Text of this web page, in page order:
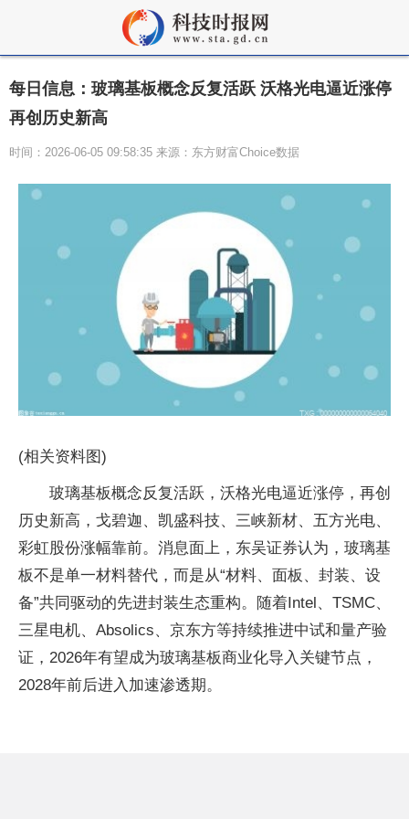
每日信息：玻璃基板概念反复活跃 沃格光电逼近涨停
再创历史新高
时间：2026-06-05 09:58:35 来源：东方财富Choice数据
(相关资料图)
玻璃基板概念反复活跃，沃格光电逼近涨停，再创
历史新高，戈碧迦、凯盛科技、三峡新材、五方光电、
彩虹股份涨幅靠前。消息面上，东吴证券认为，玻璃基
板不是单一材料替代，而是从“材料、面板、封装、设
备”共同驱动的先进封装生态重构。随着Intel、TSMC、
三星电机、Absolics、京东方等持续推进中试和量产验
证，2026年有望成为玻璃基板商业化导入关键节点，
2028年前后进入加速渗透期。